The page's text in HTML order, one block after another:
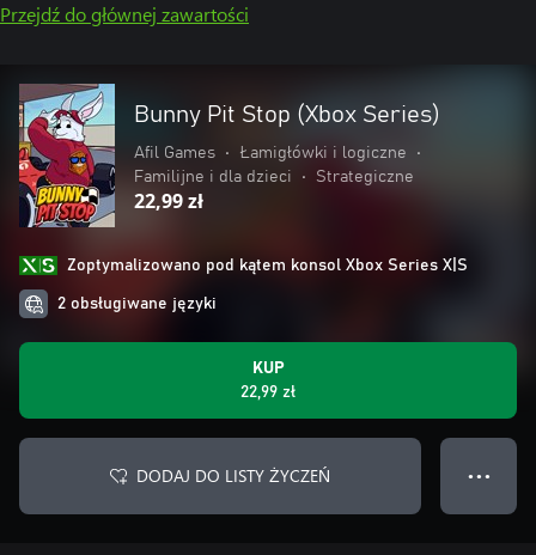
Przejdź do głównej zawartości
Bunny Pit Stop (Xbox Series)
Afil Games • Łamigłówki i logiczne
•
Familijne i dla dzieci
• Strategiczne
22,99 zł
Zoptymalizowano pod kątem konsol Xbox Series X|S
2 obsługiwane języki
KUP
22,99 zł
DODAJ DO LISTY ŻYCZEŃ ● ● ●